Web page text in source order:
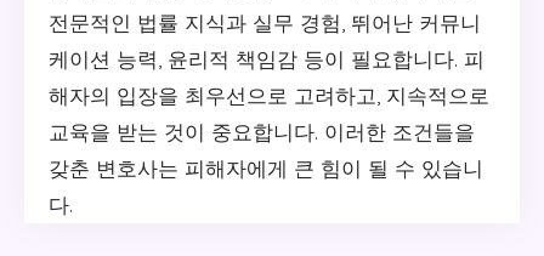
전문적인 법률 지식과 실무 경험, 뛰어난 커뮤니
케이션 능력, 윤리적 책임감 등이 필요합니다. 피
해자의 입장을 최우선으로 고려하고, 지속적으로
교육을 받는 것이 중요합니다. 이러한 조건들을
갖춘 변호사는 피해자에게 큰 힘이 될 수 있습니
다.